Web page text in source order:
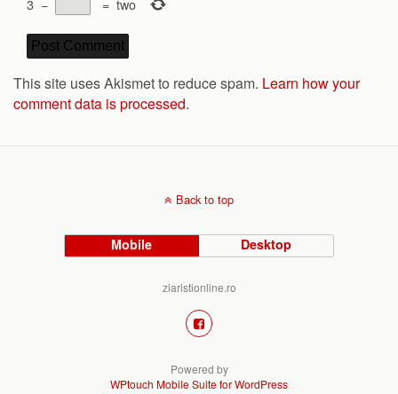
3 − = two
This site uses Akismet to reduce spam. Learn how your
comment data is processed.
Back to top
Mobile Desktop
ziaristionline.ro
Powered by
WPtouch Mobile Suite for WordPress